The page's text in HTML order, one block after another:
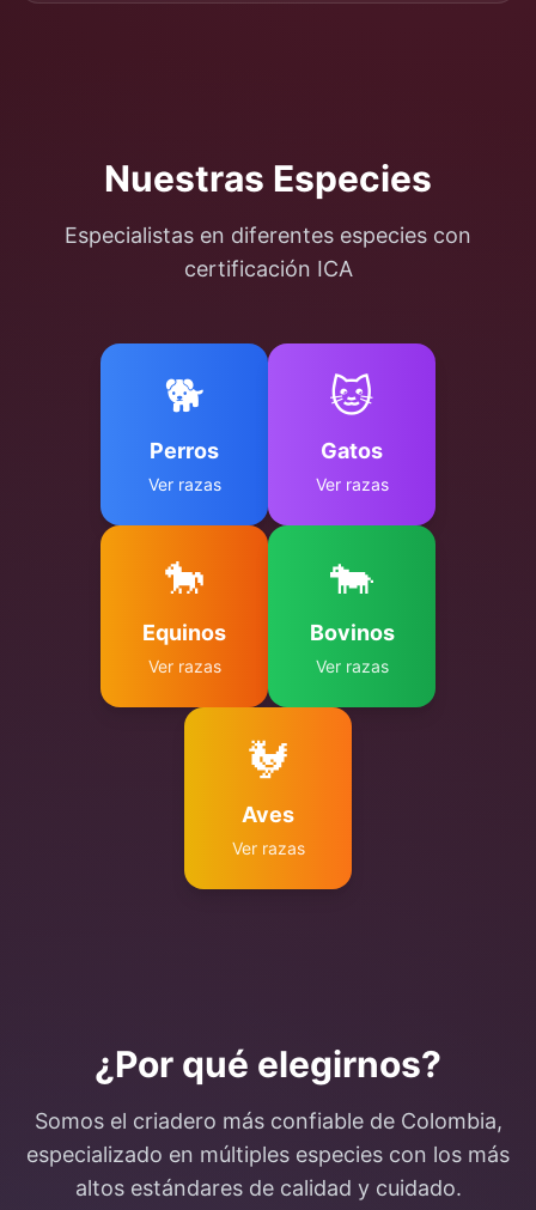
Nuestras Especies
Especialistas en diferentes especies con
certificación ICA
🐕
Perros
Ver razas
🐱
Gatos
Ver razas
🐎
Equinos
Ver razas
🐄
Bovinos
Ver razas
🐓
Aves
Ver razas
¿Por qué elegirnos?
Somos el criadero más confiable de Colombia,
especializado en múltiples especies con los más
altos estándares de calidad y cuidado.